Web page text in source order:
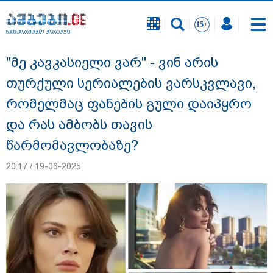
საინფორმაციო პორტალი
"12 წლის განმავლობაში ფაქტობრივად
საქმის ჩაფარცხვის ოპერაცია
მიმდინარეობდა - არის ეჭვები ვინმეს ხომ
არ მფარველობენ" - დაკარგული
საინფორმაციო პორტალი
"მე კავკასიელი ვარ" - ვინ არის
თურქული სერიალების ვარსკვლავი,
რომელმაც ფანების გული დაიპყრო
და რას ამბობს თავის
წარმომავლობაზე?
20:17 / 19-06-2025